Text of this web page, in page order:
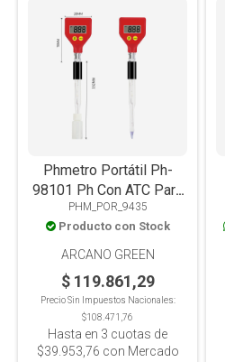
Phmetro Portátil Ph-
98101 Ph Con ATC Para
Quesos/Leche/Suelos
PHM_POR_9435
Producto con Stock
ARCANO GREEN
$ 119.861,29
Precio Sin Impuestos Nacionales:
$108.471,76
Hasta en 3 cuotas de
$39.953,76 con Mercado